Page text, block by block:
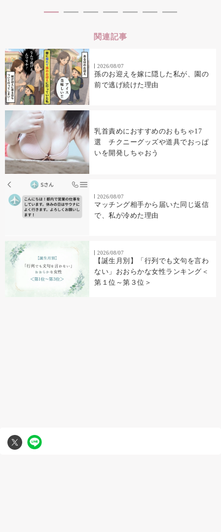
関連記事
2026/08/07
孫のお迎えを嫁に隠した私が、園の
前で逃げ続けた理由
乳首責めにおすすめのおもちゃ17
選 チクニーグッズや道具でおっぱ
いを開発しちゃおう
2026/08/07
マッチング相手から届いた同じ返信
で、私が冷めた理由
2026/08/07
【誕生月別】「行列でも文句を言わ
ない」おおらかな女性ランキング＜
第１位～第３位＞